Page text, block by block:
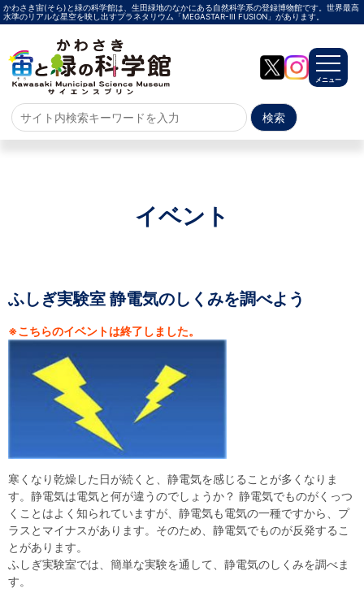
かわさき宙(そら)と緑の科学館は、生田緑地のなかにある自然科学系の登録博物館です。世界最高
水準のリアルな星空を映し出すプラネタリウム「MEGASTAR-Ⅲ FUSION」があります。
メニュー
ホーム
メガスターご紹介
投影メニュー
投影時間・料金
プラネタリウム解説員
イベント
当日参加
事前申込
その他
施設案内
自然体験
天文体験
フロア案内
屋外展示 D51形蒸気機関車
利用案内
開館時間・プラネタリウム投影時間・観覧料
カフェ・ショップ
アクセス・駐車場
科学館資料の特別利用料
団体利用予約
学校団体
幼稚園・保育園団体
一般団体
かわさき星空ウォッチング
出前科学実験教室
プラネタリウム一般団体貸切利用「星空自由空間」
科学館概要
基本理念
沿革
計画・年報・評価・議事録
青少年科学館運営基本計画
年報
事業評価
議事録
研究資料
研究の紹介
川崎市自然環境調査報告
図録
紀要
年報
出版物
生田緑地の植物
お問い合わせ
イベント
ふしぎ実験室 静電気のしくみを調べよう
※こちらのイベントは終了しました。
寒くなり乾燥した日が続くと、静電気を感じることが多くなりま
す。静電気は電気と何が違うのでしょうか？ 静電気でものがくっつ
くことはよく知られていますが、静電気も電気の一種ですから、プ
ラスとマイナスがあります。そのため、静電気でものが反発するこ
とがあります。
ふしぎ実験室では、簡単な実験を通して、静電気のしくみを調べま
す。